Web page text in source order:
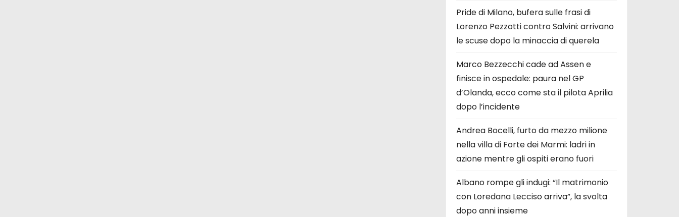
Pride di Milano, bufera sulle frasi di
Lorenzo Pezzotti contro Salvini: arrivano
le scuse dopo la minaccia di querela
Marco Bezzecchi cade ad Assen e
finisce in ospedale: paura nel GP
d’Olanda, ecco come sta il pilota Aprilia
dopo l’incidente
Andrea Bocelli, furto da mezzo milione
nella villa di Forte dei Marmi: ladri in
azione mentre gli ospiti erano fuori
Albano rompe gli indugi: “Il matrimonio
con Loredana Lecciso arriva”, la svolta
dopo anni insieme